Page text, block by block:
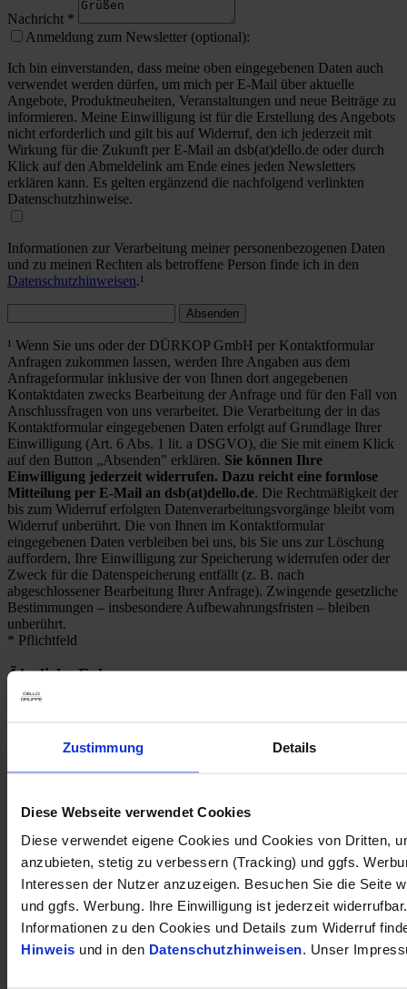
Zustimmung Details
Diese Webseite verwendet Cookies
Diese verwendet eigene Cookies und Cookies von Dritten,
anzubieten, stetig zu verbessern (Tracking) und ggfs.
Interessen der Nutzer anzuzeigen. Besuchen Sie die Seite
und ggfs. Werbung. Ihre Einwilligung ist jederzeit
Informationen zu den Cookies und Details zum Widerruf
Hinweis und in den Datenschutzhinweisen. Unser
Nachricht *
Anmeldung zum Newsletter (optional):
Ich bin einverstanden, dass meine oben eingegebenen Daten auch
verwendet werden dürfen, um mich per E-Mail über aktuelle
Angebote, Produktneuheiten, Veranstaltungen und neue Beiträge zu
informieren. Meine Einwilligung ist für die Erstellung des Angebots
nicht erforderlich und gilt bis auf Widerruf, den ich jederzeit mit
Wirkung für die Zukunft per E-Mail an dsb(at)dello.de oder durch
Klick auf den Abmeldelink am Ende eines jeden Newsletters
erklären kann. Es gelten ergänzend die nachfolgend verlinkten
Datenschutzhinweise.
Informationen zur Verarbeitung meiner personenbezogenen Daten
und zu meinen Rechten als betroffene Person finde ich in den
Datenschutzhinweisen.¹
Absenden
¹ Wenn Sie uns oder der DÜRKOP GmbH per Kontaktformular
Anfragen zukommen lassen, werden Ihre Angaben aus dem
Anfrageformular inklusive der von Ihnen dort angegebenen
Kontaktdaten zwecks Bearbeitung der Anfrage und für den Fall von
Anschlussfragen von uns verarbeitet. Die Verarbeitung der in das
Kontaktformular eingegebenen Daten erfolgt auf Grundlage Ihrer
Einwilligung (Art. 6 Abs. 1 lit. a DSGVO), die Sie mit einem Klick
auf den Button „Absenden" erklären. Sie können Ihre
Einwilligung jederzeit widerrufen. Dazu reicht eine formlose
Mitteilung per E-Mail an dsb(at)dello.de. Die Rechtmäßigkeit der
bis zum Widerruf erfolgten Datenverarbeitungsvorgänge bleibt vom
Widerruf unberührt. Die von Ihnen im Kontaktformular
eingegebenen Daten verbleiben bei uns, bis Sie uns zur Löschung
auffordern, Ihre Einwilligung zur Speicherung widerrufen oder der
Zweck für die Datenspeicherung entfällt (z. B. nach
abgeschlossener Bearbeitung Ihrer Anfrage). Zwingende gesetzliche
Bestimmungen – insbesondere Aufbewahrungsfristen – bleiben
unberührt.
* Pflichtfeld
Ähnliche Fahrzeuge
Kraftstoffverbrauch (kombiniert nach WLTP)
Citroen C4 MAX Hybrid AT Techno-Paket Light Winter-Paket 17''-
Alu Allwetter Navi Digitales Cockpit
29.980 €
Tageszulassung
Kilometer Anzahl12 km
Erstzulassung 06/2026